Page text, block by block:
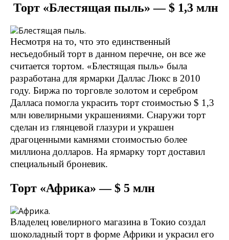
Торт «Блестящая пыль» — $ 1,3 млн
Несмотря на то, что это единственный
несъедобный торт в данном перечне, он все же
считается тортом. «Блестящая пыль» была
разработана для ярмарки Даллас Люкс в 2010
году. Биржа по торговле золотом и серебром
Далласа помогла украсить торт стоимостью $ 1,3
млн ювелирными украшениями. Снаружи торт
сделан из глянцевой глазури и украшен
драгоценными камнями стоимостью более
миллиона долларов. На ярмарку торт доставил
специальный броневик.
Торт «Африка» — $ 5 млн
Владелец ювелирного магазина в Токио создал
шоколадный торт в форме Африки и украсил его